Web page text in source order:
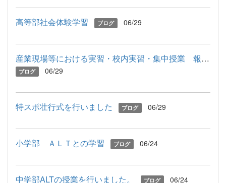
高等部社会体験学習 ブログ 06/29
産業現場等における実習・校内実習・集中授業 報告会
ブログ 06/29
特スポ壮行式を行いました ブログ 06/29
小学部 ＡＬＴとの学習 ブログ 06/24
中学部ALTの授業を行いました。 ブログ 06/24